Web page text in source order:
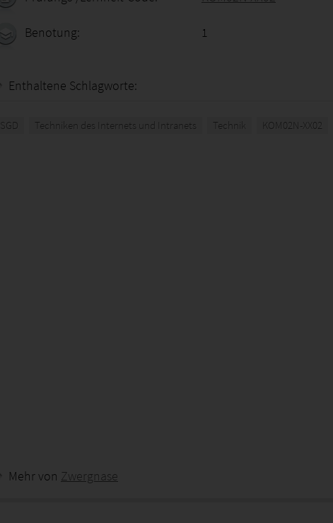
Benotung: 1
Enthaltene Schlagworte:
SGD Techniken des Internets und Intranets Technik KOM02N-XX02
Mehr von Zwergnase